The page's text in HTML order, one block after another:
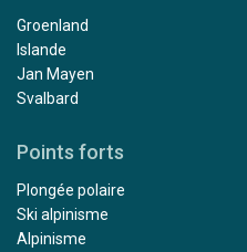
Groenland
Islande
Jan Mayen
Svalbard
Points forts
Plongée polaire
Ski alpinisme
Alpinisme